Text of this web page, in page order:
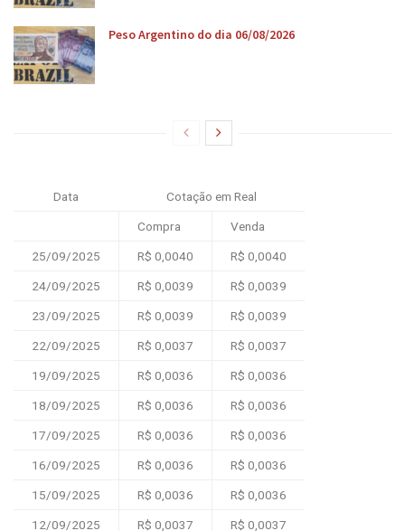
Peso Argentino do dia 06/08/2026
Data Cotação em Real
Compra Venda
25/09/2025 R$ 0,0040 R$ 0,0040
24/09/2025 R$ 0,0039 R$ 0,0039
23/09/2025 R$ 0,0039 R$ 0,0039
22/09/2025 R$ 0,0037 R$ 0,0037
19/09/2025 R$ 0,0036 R$ 0,0036
18/09/2025 R$ 0,0036 R$ 0,0036
17/09/2025 R$ 0,0036 R$ 0,0036
16/09/2025 R$ 0,0036 R$ 0,0036
15/09/2025 R$ 0,0036 R$ 0,0036
12/09/2025 R$ 0,0037 R$ 0,0037